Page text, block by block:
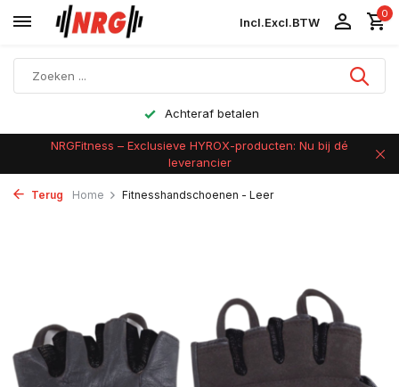
Incl.Excl.BTW
0
Achteraf betalen
NRGFitness – Exclusieve HYROX-producten: Nu bij dé
leverancier
Terug Home Fitnesshandschoenen - Leer